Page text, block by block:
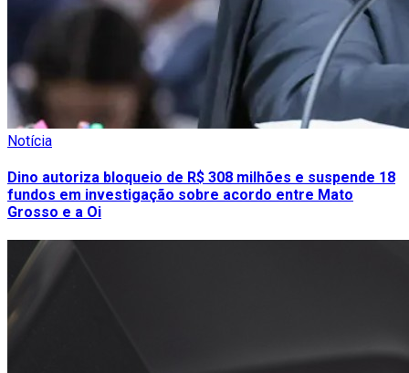
Notícia
Dino autoriza bloqueio de R$ 308 milhões e suspende 18
fundos em investigação sobre acordo entre Mato
Grosso e a Oi